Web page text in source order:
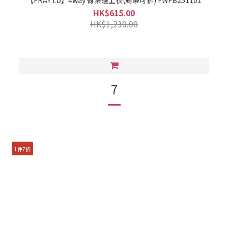
HK$615.00
HK$1,230.00
7
1件7折